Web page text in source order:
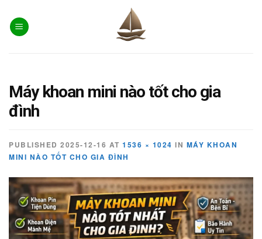
content
Máy khoan mini nào tốt cho gia
đình
PUBLISHED 2025-12-16 AT 1536 × 1024 IN MÁY KHOAN
MINI NÀO TỐT CHO GIA ĐÌNH